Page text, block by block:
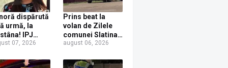
dispărută
urmă, la
IPJ
apel
populației
07, 2026
Prins beat la
volan de Zilele
comunei Slatina!
Un localnic s-a
penal după ce a
august 06, 2026